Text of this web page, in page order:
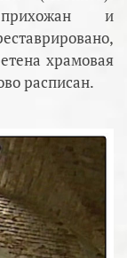
и
храмовая
расписан.